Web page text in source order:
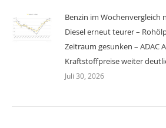
Benzin im Wochenvergleich
Diesel erneut teurer –
Zeitraum gesunken – ADAC
Kraftstoffpreise weiter
Juli 30, 2026